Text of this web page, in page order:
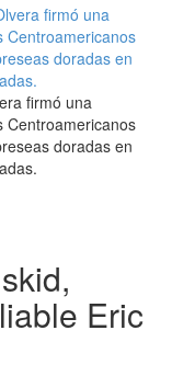
firmó una
Centroamericanos
doradas en
Eric